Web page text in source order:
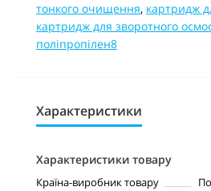
тонкого очищення, картридж
картридж для зворотного
поліпропілен8
Характеристики
Характеристики товару
Країна-виробник товару